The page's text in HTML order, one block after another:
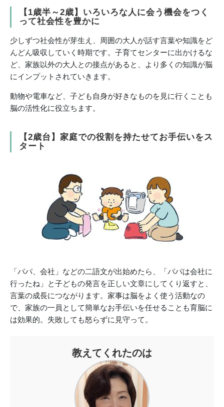
【1歳半～2歳】いろいろな人に会う機会をつく
って社会性を豊かに
少しずつ社会性が芽生え、周囲の大人が話す言葉や知識をど
んどん吸収していく時期です。子育てセンターに出かけるな
ど、家族以外の大人との接点があると、より多くの知識が脳
にインプットされていきます。
動物や電車など、子ども自身が好きなものを見に行くことも
脳の活性化に役立ちます。
【2歳台】家庭での役割を持たせてお手伝いをス
タート
「パパ、会社」などの二語文が出始めたら、「パパは会社に
行ったね」と子どもの発言を正しい文章にしてくり返すと、
言葉の成長につながります。家事は脳をよく使う活動なの
で、家族の一員として簡単なお手伝いを任せることも育脳に
は効果的。失敗しても怒らずに見守って。
教えてくれたのは